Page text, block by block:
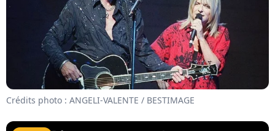
Crédits photo : ANGELI-VALENTE / BESTIMAGE